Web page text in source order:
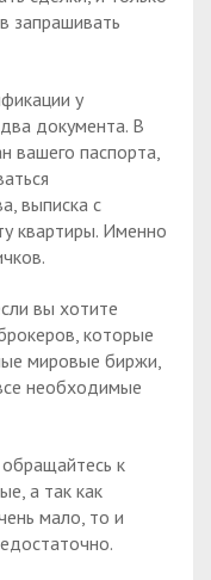
запрашивать
у
документа. В
вашего паспорта,
выписка с
квартиры. Именно
вы хотите
которые
мировые биржи,
необходимые
к
а так как
мало, то и